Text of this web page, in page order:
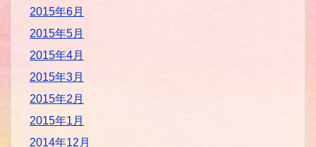
2015年6月
2015年5月
2015年4月
2015年3月
2015年2月
2015年1月
2014年12月